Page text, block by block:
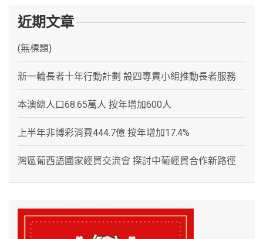
近期文章
(無標題)
新一輪長者十年行動計劃 設四專責小組推動長者服務
本澳總人口68.65萬人 按年增加600人
上半年非博彩消費444.7億 按年增加17.4%
灣區葡西語國家經貿交流會 探討中葡經貿合作新路徑